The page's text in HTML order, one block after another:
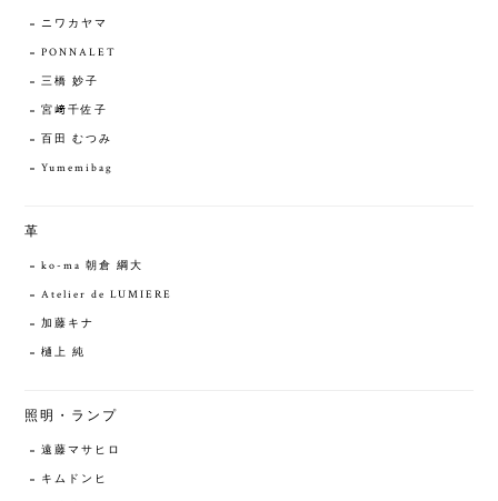
ニワカヤマ
PONNALET
三橋 妙子
宮﨑千佐子
百田 むつみ
Yumemibag
革
ko-ma 朝倉 綱大
Atelier de LUMIERE
加藤キナ
樋上 純
照明・ランプ
遠藤マサヒロ
キムドンヒ